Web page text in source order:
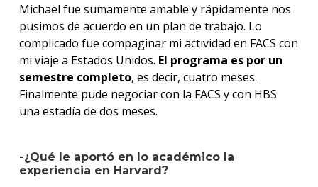
Michael fue sumamente amable y rápidamente nos
pusimos de acuerdo en un plan de trabajo. Lo
complicado fue compaginar mi actividad en FACS con
mi viaje a Estados Unidos. El programa es por un
semestre completo, es decir, cuatro meses.
Finalmente pude negociar con la FACS y con HBS
una estadía de dos meses.
-¿Qué le aportó en lo académico la
experiencia en Harvard?